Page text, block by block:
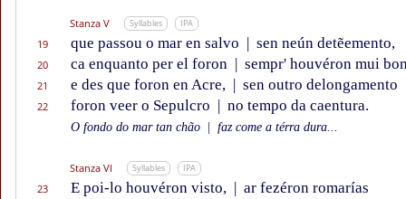
Stanza V Syllables IPA
19 que passou o mar en salvo | sen neún detẽemento,
20 ca enquanto per el foron | sempr' houvéron mui
21 e des que foron en Acre, | sen outro delongamento
22 foron veer o Sepulcro | no tempo da caentura.
O fondo do mar tan chão faz come a térra dura...
Stanza VI Syllables IPA
23 E poi-lo houvéron visto, | ar fezéron romarías